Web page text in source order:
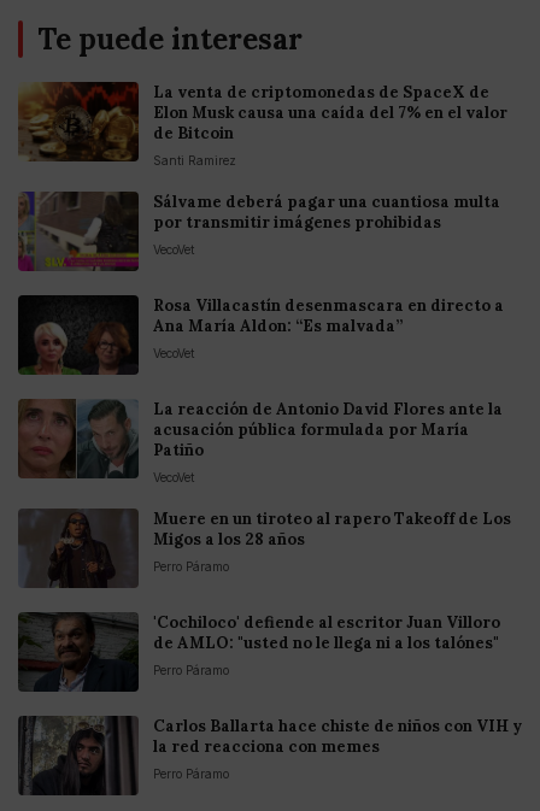
Te puede interesar
La venta de criptomonedas de SpaceX de
Elon Musk causa una caída del 7% en el valor
de Bitcoin
Santi Ramirez
Sálvame deberá pagar una cuantiosa multa
por transmitir imágenes prohibidas
VecoVet
Rosa Villacastín desenmascara en directo a
Ana María Aldon: “Es malvada”
VecoVet
La reacción de Antonio David Flores ante la
acusación pública formulada por María
Patiño
VecoVet
Muere en un tiroteo al rapero Takeoff de Los
Migos a los 28 años
Perro Páramo
'Cochiloco' defiende al escritor Juan Villoro
de AMLO: "usted no le llega ni a los talónes"
Perro Páramo
Carlos Ballarta hace chiste de niños con VIH y
la red reacciona con memes
Perro Páramo